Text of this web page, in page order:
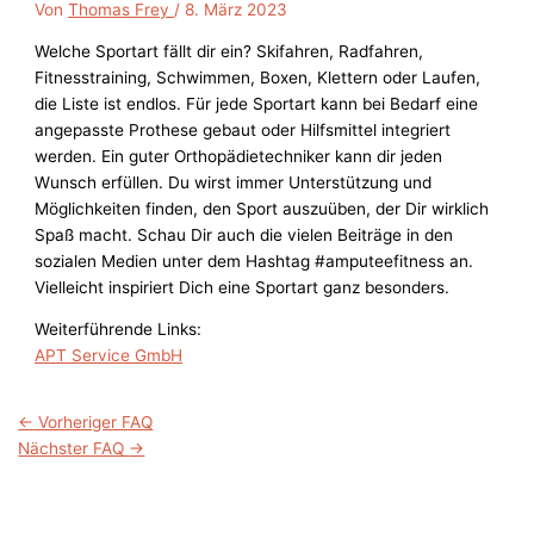
VonThomas Frey / 8. März 2023
Welche Sportart fällt dir ein? Skifahren, Radfahren,
Fitnesstraining, Schwimmen, Boxen, Klettern oder Laufen,
die Liste ist endlos. Für jede Sportart kann bei Bedarf eine
angepasste Prothese gebaut oder Hilfsmittel integriert
werden. Ein guter Orthopädietechniker kann dir jeden
Wunsch erfüllen. Du wirst immer Unterstützung und
Möglichkeiten finden, den Sport auszuüben, der Dir wirklich
Spaß macht. Schau Dir auch die vielen Beiträge in den
sozialen Medien unter dem Hashtag #amputeefitness an.
Vielleicht inspiriert Dich eine Sportart ganz besonders.
Weiterführende Links:
APT Service GmbH
← Vorheriger FAQ
Nächster FAQ →